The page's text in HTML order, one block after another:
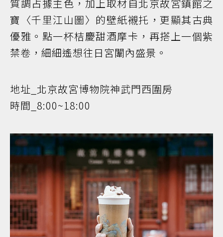
質調占據主色，加上取材自北京故宮鎮館之
寶〈千里江山圖〉的壁紙襯托，更顯其古典
優雅。點一杯桔慶甜酒摩卡，再搭上一個紫
禁卷，細細遙想往日宮闈內盛景。
地址_北京故宮博物院神武門西圍房
時間_8:00~18:00